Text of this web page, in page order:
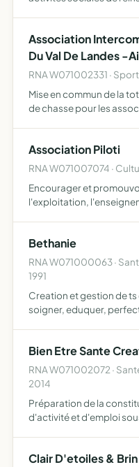
Association
Du Val De Landes -
RNA W071002331 ·
Mise en commun de la
de chasse pour les
Association Piloti
RNA W071007074 ·
Encourager et
l'exploitation,
spectacle viv…
Bethanie
RNA W071000063 ·
1991
Creation et gestion de
soigner, eduquer,
formation…
Bien Etre Sante
RNA W071002072 ·
2014
Préparation de la
d'activité et d'emploi
dans le s…
Clair D'etoiles &